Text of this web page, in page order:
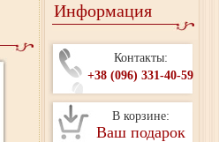
Информация
Контакты:
+38 (096) 331-40-59
В корзине:
Ваш подарок